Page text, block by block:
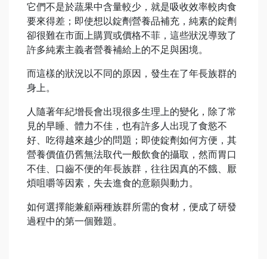
它們不是於蔬果中含量較少，就是吸收效率較肉食
要來得差；即使想以錠劑營養品補充，純素的錠劑
卻很難在市面上購買或價格不菲，這些狀況導致了
許多純素主義者營養補給上的不足與困境。
而這樣的狀況以不同的原因，發生在了年長族群的
身上。
人隨著年紀增長會出現很多生理上的變化，除了常
見的早睡、體力不佳，也有許多人出現了食慾不
好、吃得越來越少的問題；即使錠劑如何方便，其
營養價值仍舊無法取代一般飲食的攝取，然而胃口
不佳、口齒不便的年長族群，往往因真的不餓、厭
煩咀嚼等因素，失去進食的意願與動力。
如何選擇能兼顧兩種族群所需的食材，便成了研發
過程中的第一個難題。